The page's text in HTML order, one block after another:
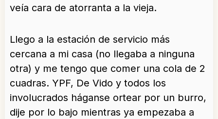
veía cara de atorranta a la vieja.
Llego a la estación de servicio más
cercana a mi casa (no llegaba a ninguna
otra) y me tengo que comer una cola de 2
cuadras. YPF, De Vido y todos los
involucrados háganse ortear por un burro,
dije por lo bajo mientras ya empezaba a